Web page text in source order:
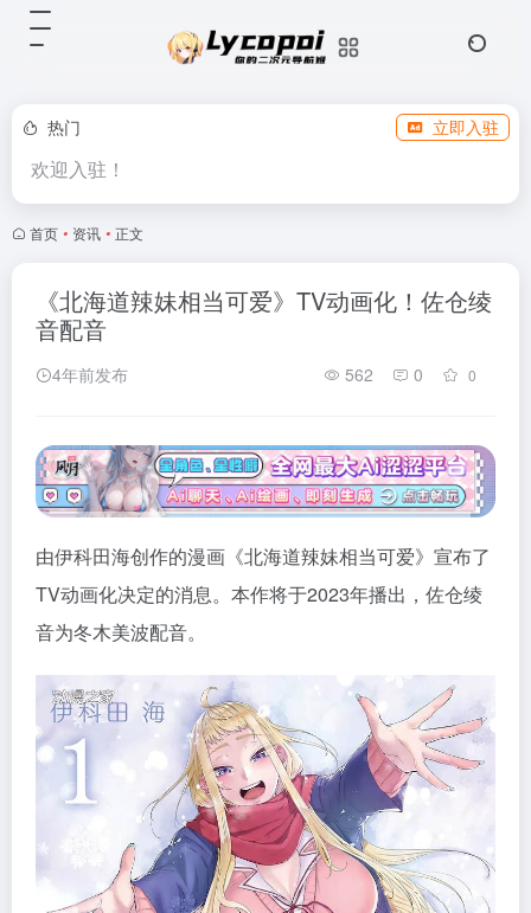
热门 立即入驻
欢迎入驻！
首页 • 资讯 • 正文
《北海道辣妹相当可爱》TV动画化！佐仓绫
音配音
4年前发布 562 0 0
由伊科田海创作的漫画《北海道辣妹相当可爱》宣布了
TV动画化决定的消息。本作将于2023年播出，佐仓绫
音为冬木美波配音。